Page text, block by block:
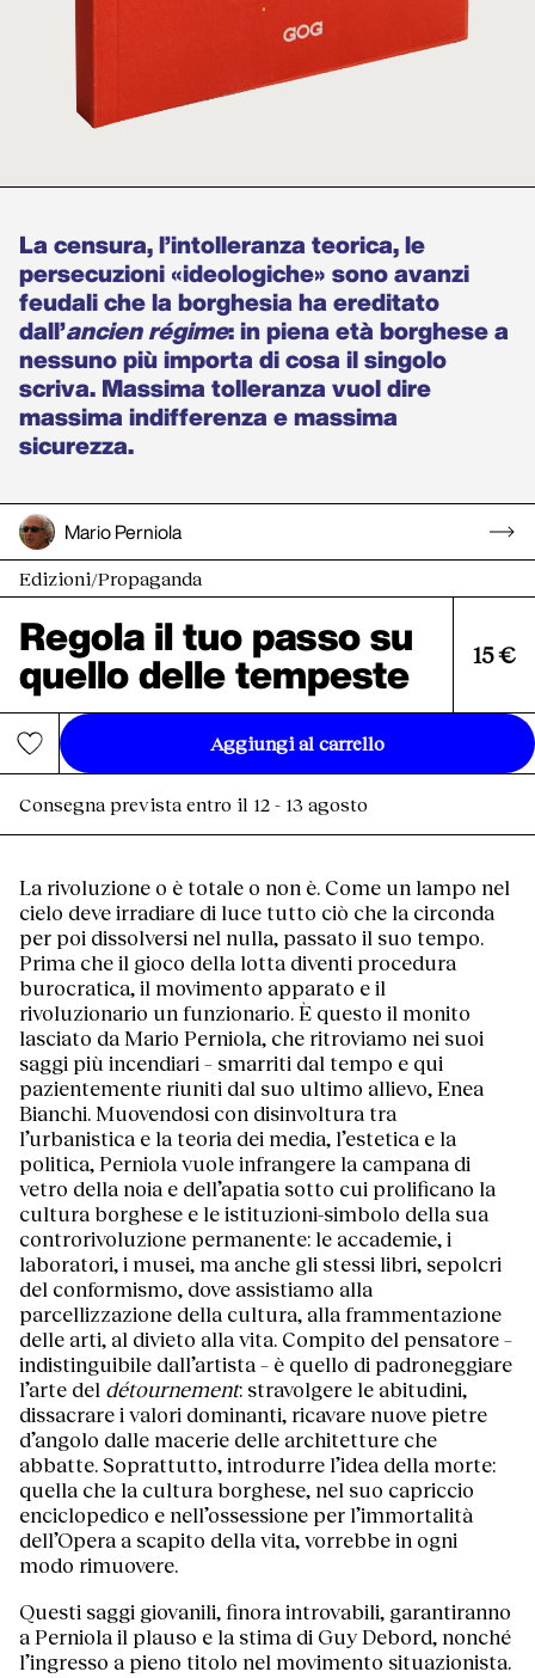
La censura, l’intolleranza teorica, le
persecuzioni «ideologiche» sono avanzi
feudali che la borghesia ha ereditato
dall’ancien régime: in piena età borghese a
nessuno più importa di cosa il singolo
scriva. Massima tolleranza vuol dire
massima indifferenza e massima
sicurezza.
Mario Perniola
Edizioni/Propaganda
Regola il tuo passo su
quello delle tempeste
15 €
Aggiungi al carrello
Consegna prevista entro il 12 - 13 agosto
La rivoluzione o è totale o non è. Come un lampo nel
cielo deve irradiare di luce tutto ciò che la circonda
per poi dissolversi nel nulla, passato il suo tempo.
Prima che il gioco della lotta diventi procedura
burocratica, il movimento apparato e il
rivoluzionario un funzionario. È questo il monito
lasciato da Mario Perniola, che ritroviamo nei suoi
saggi più incendiari – smarriti dal tempo e qui
pazientemente riuniti dal suo ultimo allievo, Enea
Bianchi. Muovendosi con disinvoltura tra
l’urbanistica e la teoria dei media, l’estetica e la
politica, Perniola vuole infrangere la campana di
vetro della noia e dell’apatia sotto cui prolificano la
cultura borghese e le istituzioni-simbolo della sua
controrivoluzione permanente: le accademie, i
laboratori, i musei, ma anche gli stessi libri, sepolcri
del conformismo, dove assistiamo alla
parcellizzazione della cultura, alla frammentazione
delle arti, al divieto alla vita. Compito del pensatore –
indistinguibile dall’artista – è quello di padroneggiare
l’arte del détournement: stravolgere le abitudini,
dissacrare i valori dominanti, ricavare nuove pietre
d’angolo dalle macerie delle architetture che
abbatte. Soprattutto, introdurre l’idea della morte:
quella che la cultura borghese, nel suo capriccio
enciclopedico e nell’ossessione per l’immortalità
dell’Opera a scapito della vita, vorrebbe in ogni
modo rimuovere.
Questi saggi giovanili, finora introvabili, garantiranno
a Perniola il plauso e la stima di Guy Debord, nonché
l’ingresso a pieno titolo nel movimento situazionista.